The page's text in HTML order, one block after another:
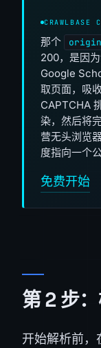
CRAWLBASE
那个
200，是因
Google
取页面，吸
CAPTCHA
染，然后将
营无头浏览
度指向一个
免费开始
第 2 步
开始解析前，